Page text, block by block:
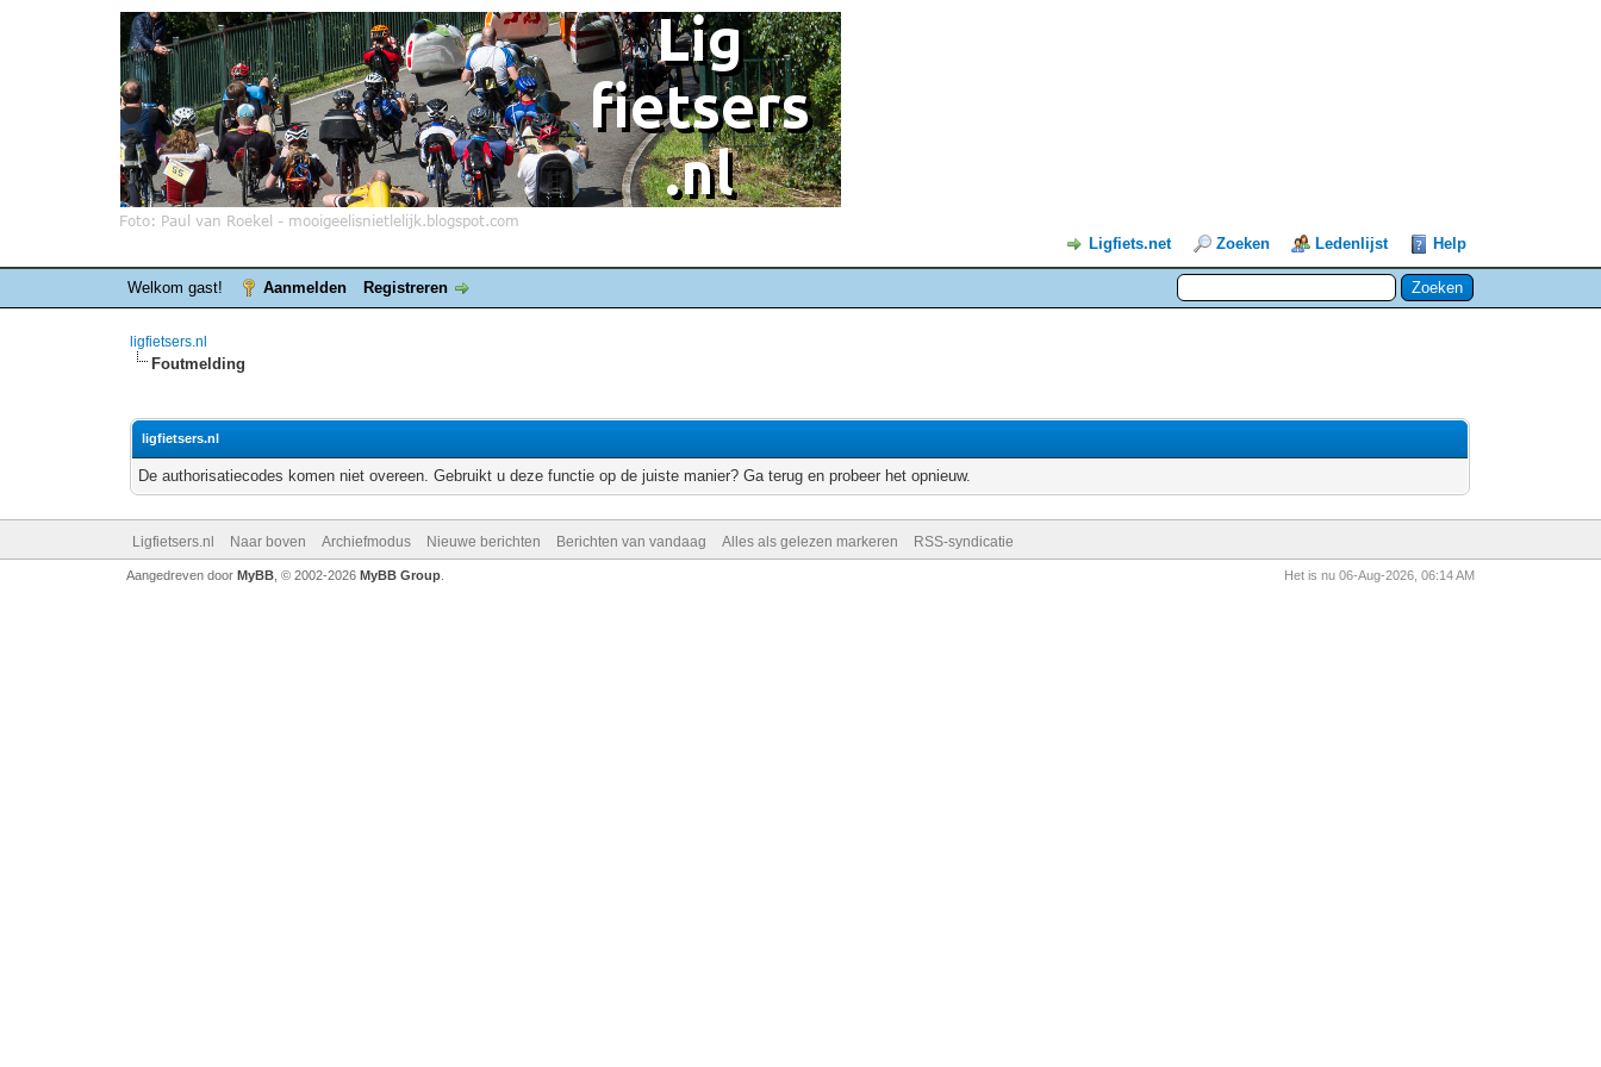
Ligfiets.net Zoeken Ledenlijst Help
Welkom gast! Aanmelden Registreren
ligfietsers.nl
Foutmelding
ligfietsers.nl
De authorisatiecodes komen niet overeen. Gebruikt u deze functie op de juiste manier? Ga terug en probeer het opnieuw.
Ligfietsers.nl Naar boven Archiefmodus Nieuwe berichten Berichten van vandaag Alles als gelezen markeren RSS-syndicatie
Het is nu 06-Aug-2026, 06:14 AM
Aangedreven door MyBB, © 2002-2026 MyBB Group.